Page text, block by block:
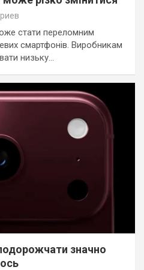
стати переломним
смартфонів. Виробникам
низьку…
значно